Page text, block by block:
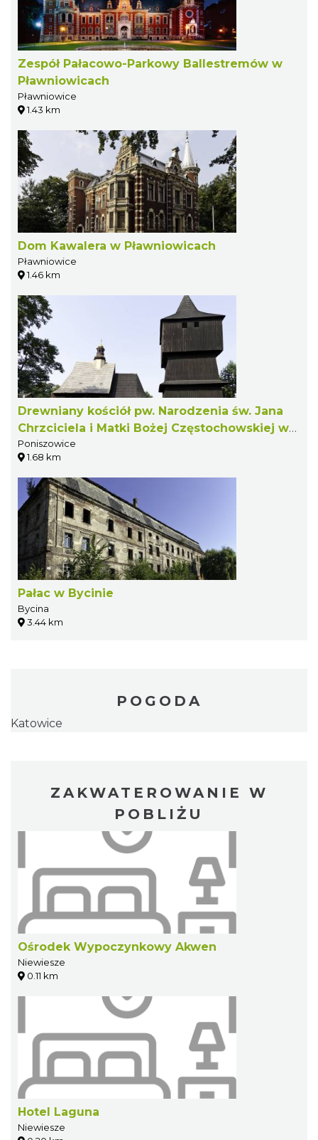
Zespół Pałacowo-Parkowy Ballestremów w
Pławniowicach
Pławniowice
1.43 km
Dom Kawalera w Pławniowicach
Pławniowice
1.46 km
Drewniany kościół pw. Narodzenia św. Jana
Chrzciciela i Matki Bożej Częstochowskiej w
Poniszowicach
Poniszowice
1.68 km
Pałac w Bycinie
Bycina
3.44 km
POGODA
Katowice
ZAKWATEROWANIE W
POBLIŻU
Ośrodek Wypoczynkowy Akwen
Niewiesze
0.11 km
Hotel Laguna
Niewiesze